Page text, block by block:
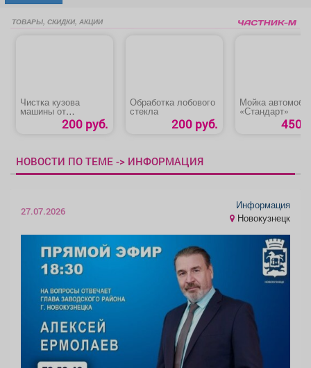
ТОВАРЫ, СКИДКИ, АКЦИИ
Чистка кузова
машины от
битумных пятен
200 руб.
Обработка лобового
стекла
200 руб.
Мойка
«Стандарт»
450
НОВОСТИ ПО ТЕМЕ -> ИНФОРМАЦИЯ
27.07.2026
Информация
Новокузнецк